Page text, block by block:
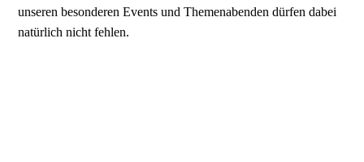
unseren besonderen Events und Themenabenden dürfen dabei
natürlich nicht fehlen.